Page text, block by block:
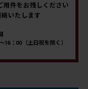
用件をお残しください
いたします
16：00（土日祝を除く）